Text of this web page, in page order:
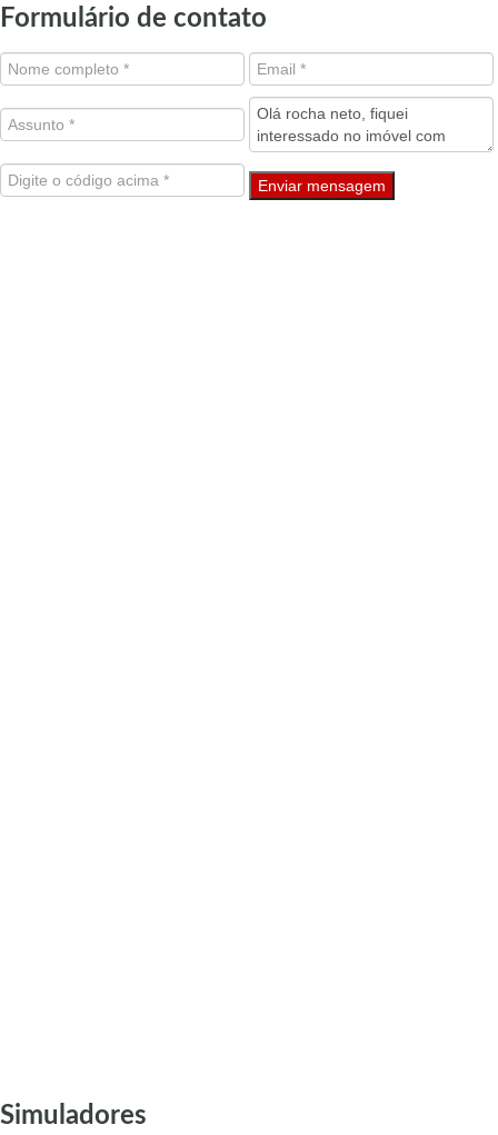
Formulário de contato
Enviar mensagem
Simuladores